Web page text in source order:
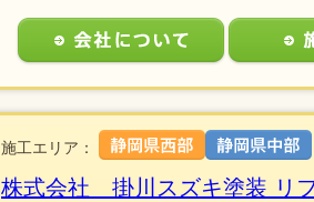
施工エリア：
株式会社 掛川スズキ塗装 リ